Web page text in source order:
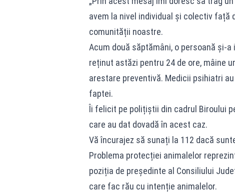
avem la nivel individual și colectiv față
comunității noastre.
Acum două săptămâni, o persoană și-
reținut astăzi pentru 24 de ore, mâine
arestare preventivă. Medicii psihiatri
faptei.
Îi felicit pe polițiștii din cadrul Biroului
care au dat dovadă în acest caz.
Vă încurajez să sunați la 112 dacă
Problema protecției animalelor
poziția de președinte al Consiliului
care fac rău cu intenție animalelor.